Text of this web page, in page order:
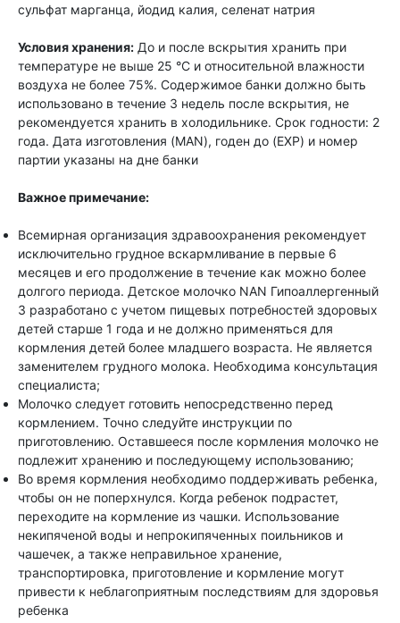
сульфат марганца, йодид калия, селенат натрия
Условия хранения: До и после вскрытия хранить при
температуре не выше 25 °С и относительной влажности
воздуха не более 75%. Содержимое банки должно быть
использовано в течение 3 недель после вскрытия, не
рекомендуется хранить в холодильнике. Срок годности: 2
года. Дата изготовления (MAN), годен до (EXP) и номер
партии указаны на дне банки
Важное примечание:
Всемирная организация здравоохранения рекомендует
исключительно грудное вскармливание в первые 6
месяцев и его продолжение в течение как можно более
долгого периода. Детское молочко NAN Гипоаллергенный
3 разработано с учетом пищевых потребностей здоровых
детей старше 1 года и не должно применяться для
кормления детей более младшего возраста. Не является
заменителем грудного молока. Необходима консультация
специалиста;
Молочко следует готовить непосредственно перед
кормлением. Точно следуйте инструкции по
приготовлению. Оставшееся после кормления молочко не
подлежит хранению и последующему использованию;
Во время кормления необходимо поддерживать ребенка,
чтобы он не поперхнулся. Когда ребенок подрастет,
переходите на кормление из чашки. Использование
некипяченой воды и непрокипяченных поильников и
чашечек, а также неправильное хранение,
транспортировка, приготовление и кормление могут
привести к неблагоприятным последствиям для здоровья
ребенка